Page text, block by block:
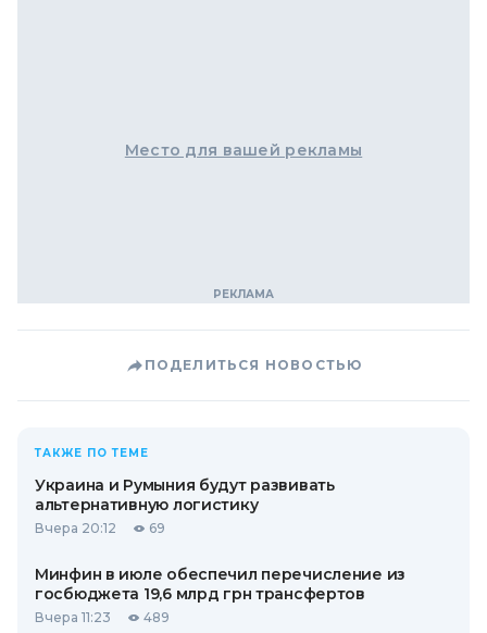
Место для вашей рекламы
ПОДЕЛИТЬСЯ НОВОСТЬЮ
ТАКЖЕ ПО ТЕМЕ
Украина и Румыния будут развивать
альтернативную логистику
Вчера 20:12 69
Минфин в июле обеспечил перечисление из
госбюджета 19,6 млрд грн трансфертов
Вчера 11:23 489